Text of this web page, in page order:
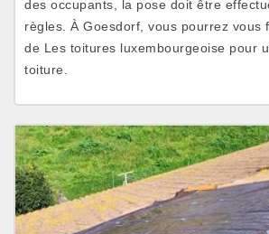
des occupants, la pose doit être
règles. À Goesdorf, vous pourrez vous
de Les toitures luxembourgeoise pour
toiture.